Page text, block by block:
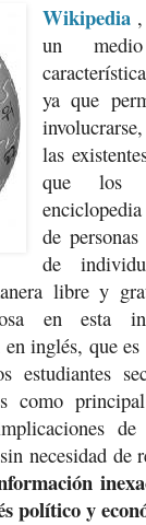
Wikipedia
un
ya que
las
que los
de
de
libre y
en esta
inglés, que
estudiantes
como
necesidad de
político y